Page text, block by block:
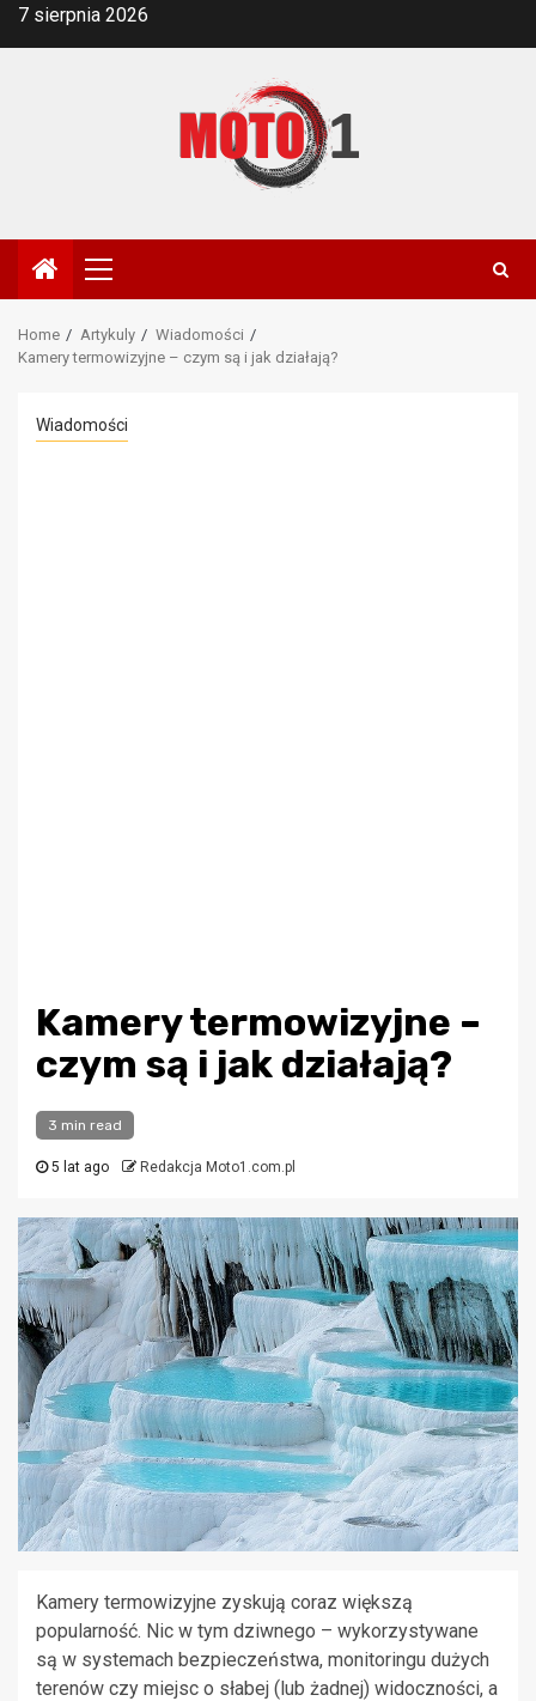
Skip7 sierpnia 2026
Primary
Menu
Home Artykuly
Wiadomości
Kamery termowizyjne – czym są i jak działają?
Wiadomości
Kamery termowizyjne –
czym są i jak działają?
3 min read
5 lat ago Redakcja Moto1.com.pl
Kamery termowizyjne zyskują coraz większą
popularność. Nic w tym dziwnego – wykorzystywane
są w systemach bezpieczeństwa, monitoringu dużych
terenów czy miejsc o słabej (lub żadnej) widoczności, a